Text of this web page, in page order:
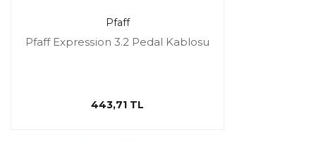
Pfaff
Pfaff Expression 3.2 Pedal Kablosu
443,71 TL